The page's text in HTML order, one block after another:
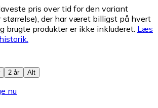
pris over tid for den variant
størrelse), der har været billigst på hvert
brugte produkter er ikke inkluderet. Læs
2 år Alt
nu